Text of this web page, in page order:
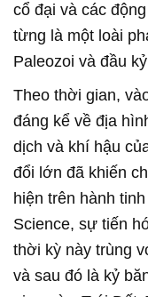
cổ đại và các
từng là một loài
Paleozoi và đầu
Theo thời gian,
đáng kể về địa
dịch và khí hậu
đổi lớn đã khiến
hiện trên hành
Science, sự tiến
thời kỳ này trùng
và sau đó là kỷ